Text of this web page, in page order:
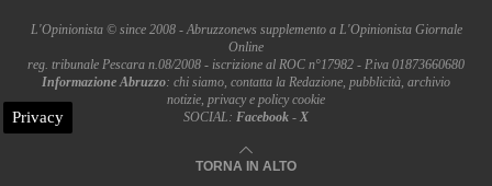
L'Opinionista © since 2008 - Abruzzonews supplemento a L'Opinionista Giornale
Online
reg. tribunale Pescara n.08/2008 - iscrizione al ROC n°17982 - P.iva 01873660680
Informazione Abruzzo: chi siamo, contatta la Redazione, pubblicità, archivio
notizie, privacy e policy cookie
SOCIAL: Facebook - X
Privacy
TORNA IN ALTO